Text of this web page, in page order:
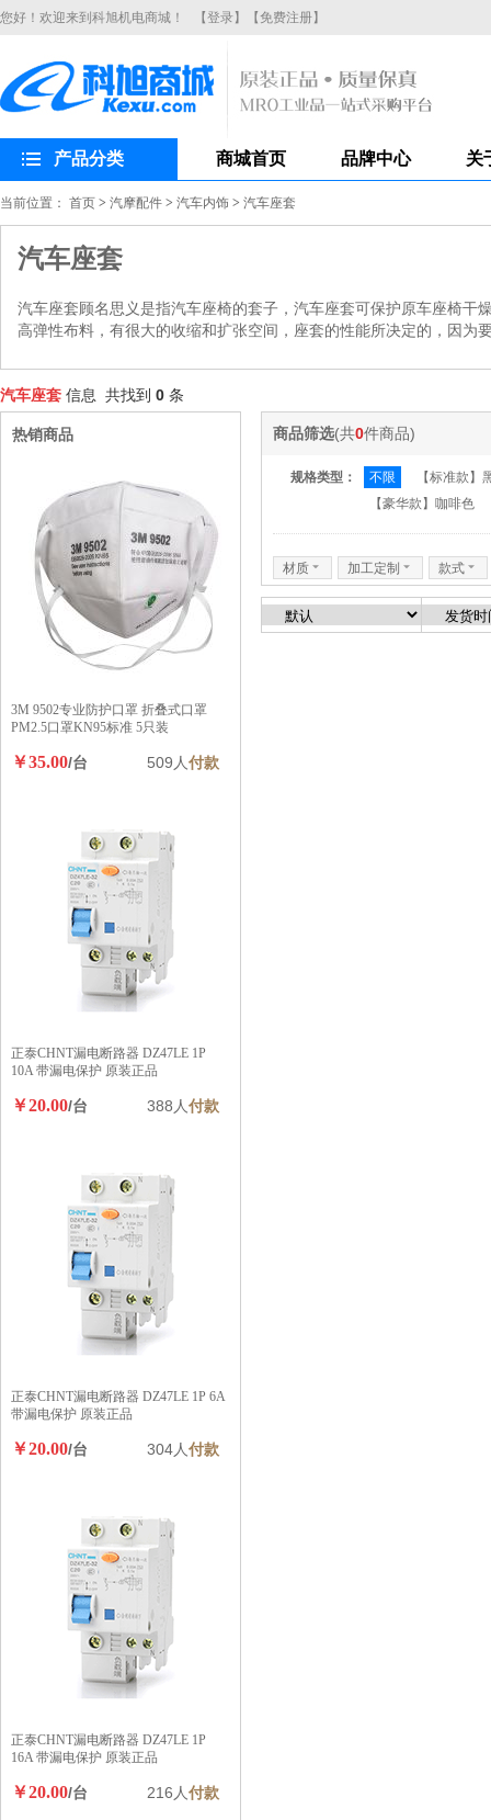
您好！欢迎来到科旭机电商城！ 【登录】 【免费注册】
产品分类 商城首页 品牌中心 关
当前位置： 首页 > 汽摩配件 > 汽车内饰 > 汽车座套
汽车座套
汽车座套顾名思义是指汽车座椅的套子，汽车座套可保护原车座椅
高弹性布料，有很大的收缩和扩张空间，座套的性能所决定的，因为
汽车座套 信息 共找到 0 条
商品筛选(共0件商品)
规格类型： 不限
【标准款】
【豪华款】咖啡色
材质 6 加工定制 6 款式 6
热销商品
3M 9502专业防护口罩 折叠式口罩
PM2.5口罩KN95标准 5只装
￥35.00/台 509人付款
正泰CHNT漏电断路器 DZ47LE 1P
10A 带漏电保护 原装正品
￥20.00/台 388人付款
正泰CHNT漏电断路器 DZ47LE 1P 6A
带漏电保护 原装正品
￥20.00/台 304人付款
正泰CHNT漏电断路器 DZ47LE 1P
16A 带漏电保护 原装正品
￥20.00/台 216人付款